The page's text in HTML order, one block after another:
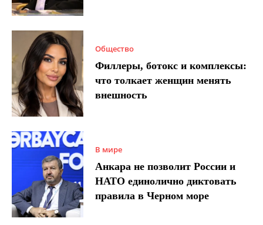
Общество
Филлеры, ботокс и комплексы:
что толкает женщин менять
внешность
В мире
Анкара не позволит России и
НАТО единолично диктовать
правила в Черном море